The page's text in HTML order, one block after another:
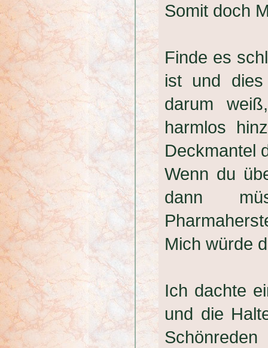
Somit doch
Finde es
ist und dies
darum
harmlos
Deckmantel
Wenn du
dann
Mich würde
Ich dachte
und die